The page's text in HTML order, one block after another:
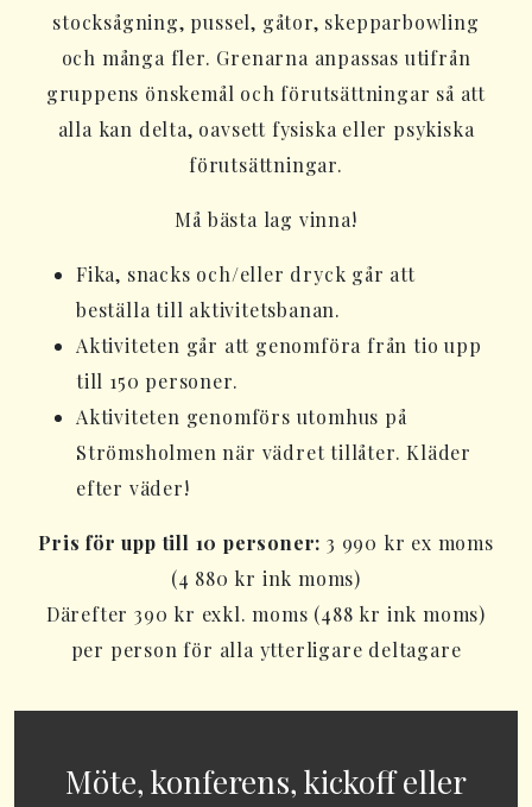
stocksågning, pussel, gåtor, skepparbowling
och många fler. Grenarna anpassas utifrån
gruppens önskemål och förutsättningar så att
alla kan delta, oavsett fysiska eller psykiska
förutsättningar.
Må bästa lag vinna!
Fika, snacks och/eller dryck går att
beställa till aktivitetsbanan.
Aktiviteten går att genomföra från tio upp
till 150 personer.
Aktiviteten genomförs utomhus på
Strömsholmen när vädret tillåter. Kläder
efter väder!
Pris för upp till 10 personer: 3 990 kr ex moms
(4 880 kr ink moms)
Därefter 390 kr exkl. moms (488 kr ink moms)
per person för alla ytterligare deltagare
Möte, konferens, kickoff eller